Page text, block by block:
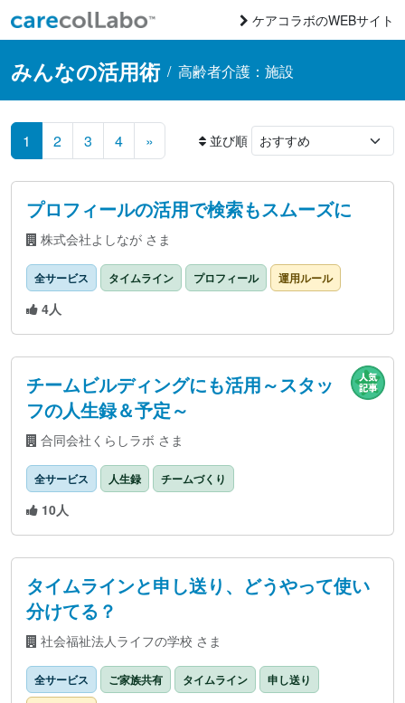
コンテンツへスキップ
Main Navigation ケアコラボのWEBサイト
みんなの活用術 / 高齢者介護：施設
1 2 3 4 » 並び順
プロフィールの活用で検索もスムーズに
株式会社よしなが さま
全サービス タイムライン プロフィール 運用ルール
4人
チームビルディングにも活用～スタッ
フの人生録＆予定～
合同会社くらしラボ さま
全サービス 人生録 チームづくり
10人
タイムラインと申し送り、どうやって使い
分けてる？
社会福祉法人ライフの学校 さま
全サービス ご家族共有 タイムライン
申し送り